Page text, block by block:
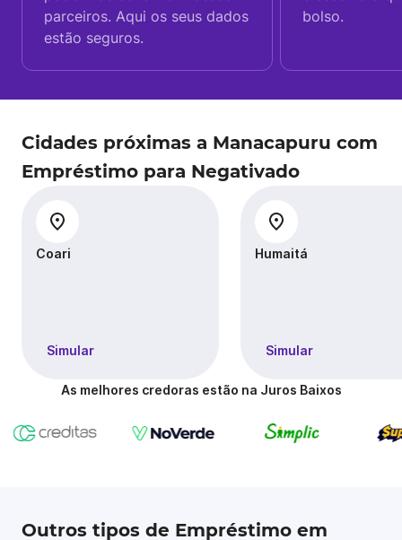
parceiros. Aqui os seus dados
estão seguros.
bolso.
Cidades próximas a Manacapuru com
Empréstimo para Negativado
Coari
Simular
Humaitá
Simular
As melhores credoras estão na Juros Baixos
Outros tipos de Empréstimo em